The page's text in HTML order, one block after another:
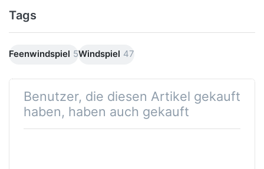
Tags
Feenwindspiel 5Windspiel 47
Benutzer, die diesen Artikel gekauft
haben, haben auch gekauft